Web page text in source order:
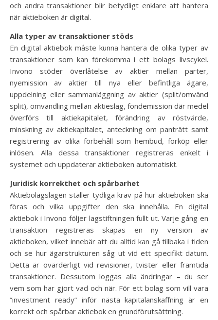
och andra transaktioner blir betydligt enklare att hantera
när aktieboken är digital.
Alla typer av transaktioner stöds
En digital aktiebok måste kunna hantera de olika typer av
transaktioner som kan förekomma i ett bolags livscykel.
Invono stöder överlåtelse av aktier mellan parter,
nyemission av aktier till nya eller befintliga ägare,
uppdelning eller sammanläggning av aktier (split/omvänd
split), omvandling mellan aktieslag, fondemission där medel
överförs till aktiekapitalet, förändring av röstvärde,
minskning av aktiekapitalet, anteckning om panträtt samt
registrering av olika förbehåll som hembud, förköp eller
inlösen. Alla dessa transaktioner registreras enkelt i
systemet och uppdaterar aktieboken automatiskt.
Juridisk korrekthet och spårbarhet
Aktiebolagslagen ställer tydliga krav på hur aktieboken ska
föras och vilka uppgifter den ska innehålla. En digital
aktiebok i Invono följer lagstiftningen fullt ut. Varje gång en
transaktion registreras skapas en ny version av
aktieboken, vilket innebär att du alltid kan gå tillbaka i tiden
och se hur ägarstrukturen såg ut vid ett specifikt datum.
Detta är ovärderligt vid revisioner, tvister eller framtida
transaktioner. Dessutom loggas alla ändringar – du ser
vem som har gjort vad och när. För ett bolag som vill vara
”investment ready” inför nästa kapitalanskaffning är en
korrekt och spårbar aktiebok en grundförutsättning.